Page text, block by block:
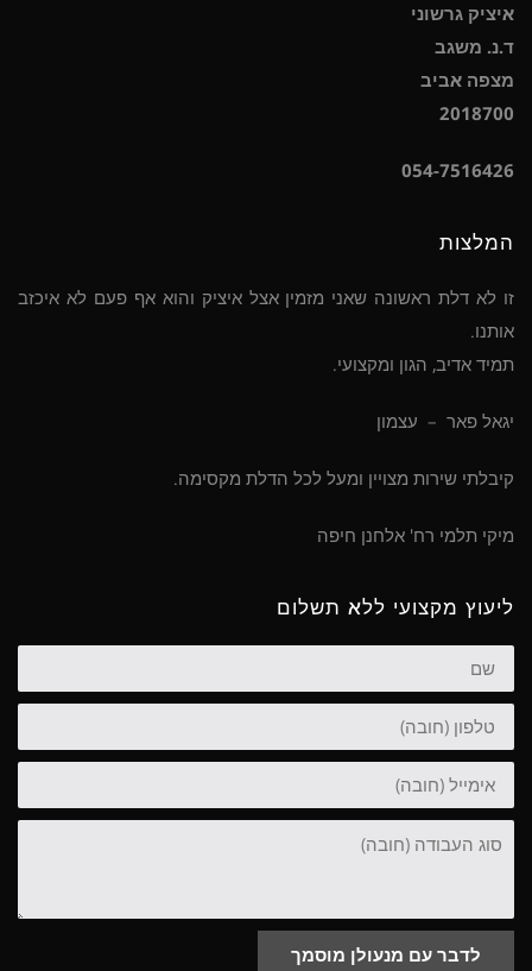
איציק גרשוני
ד.נ. משגב
מצפה אביב
2018700
054-7516426
המלצות
זו לא דלת ראשונה שאני מזמין אצל איציק והוא אף פעם לא איכזב
אותנו.
תמיד אדיב, הגון ומקצועי.
יגאל פאר – עצמון
קיבלתי שירות מצויין ומעל לכל הדלת מקסימה.
מיקי תלמי רח' אלחנן חיפה
ליעוץ מקצועי ללא תשלום
שם
טלפון
אימייל
סוג
העבודה
לדבר עם מנעולן מוסמך